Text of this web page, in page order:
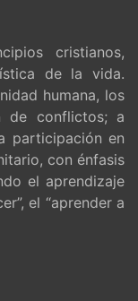
cristianos,
de la vida.
humana, los
de conflictos; a
participación en
con énfasis
el aprendizaje
el “aprender a